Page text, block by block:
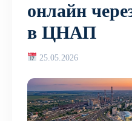
онлайн
в ЦНАП
25.05.2026